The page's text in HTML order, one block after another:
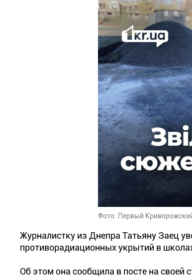
Фото: Первый
Журналистку из Днепра Татьяну Заец
противорадиационных укрытий в
Об этом она сообщила в посте на своей